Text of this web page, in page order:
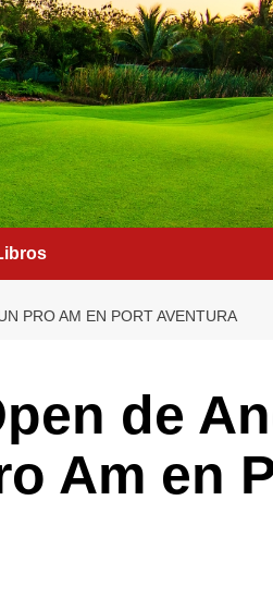
PRO AM EN PORT AVENTURA
de
Am en